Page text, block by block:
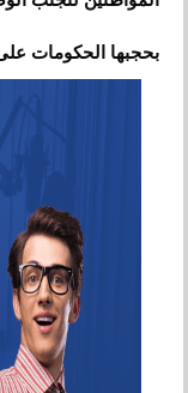
بحجبها الحكومات